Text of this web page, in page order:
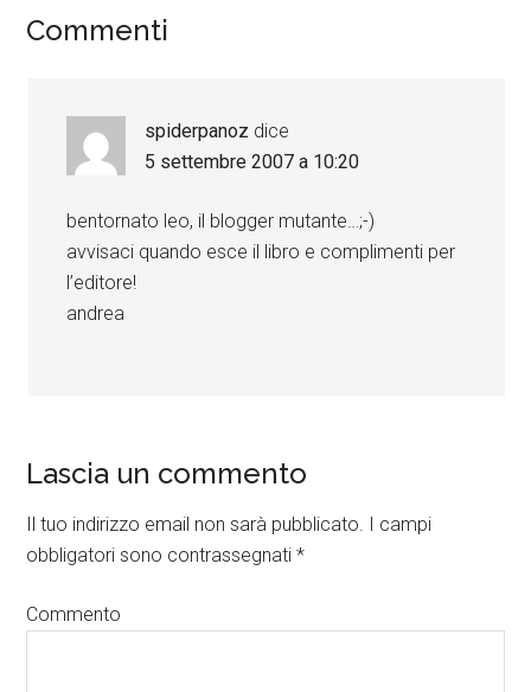
Commenti
spiderpanoz dice
5 settembre 2007 a 10:20
bentornato leo, il blogger mutante…;-)
avvisaci quando esce il libro e complimenti per
l’editore!
andrea
Lascia un commento
Il tuo indirizzo email non sarà pubblicato. I campi
obbligatori sono contrassegnati*
Commento